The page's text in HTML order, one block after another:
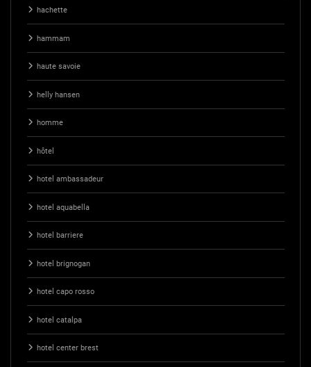
hachette
hammam
haute savoie
helly hansen
homme
hôtel
hotel ambassadeur
hotel aquabella
hotel barriere
hotel brignogan
hotel capo rosso
hotel catalpa
hotel center brest